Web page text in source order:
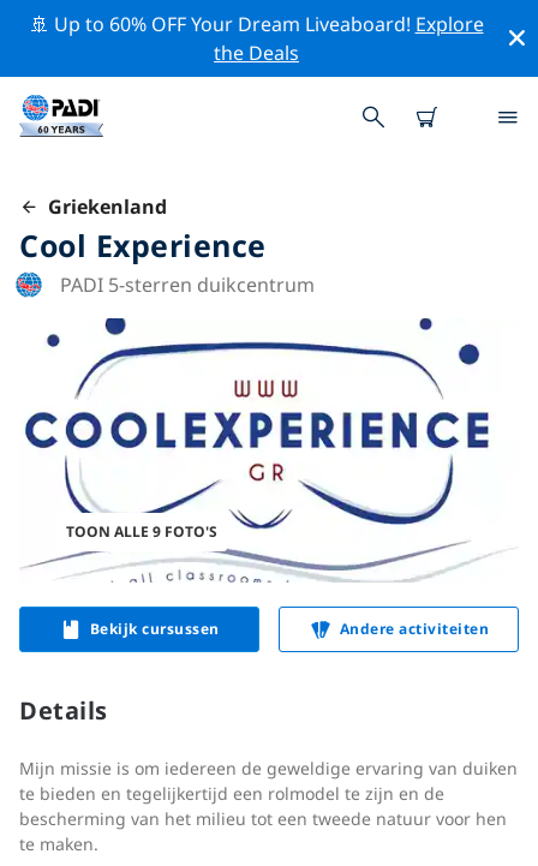
🚢 Up to 60% OFF Your Dream Liveaboard! Explore
the Deals
Griekenland
Cool Experience
PADI 5-sterren duikcentrum
TOON ALLE 9 FOTO'S
Bekijk cursussen Andere activiteiten
Details
Mijn missie is om iedereen de geweldige ervaring van duiken
te bieden en tegelijkertijd een rolmodel te zijn en de
bescherming van het milieu tot een tweede natuur voor hen
te maken.